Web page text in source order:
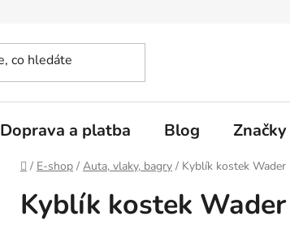
Doprava a platba Blog Značky
Domů
/ E-shop / Auta, vlaky, bagry / Kyblík kostek Wader
Kyblík kostek